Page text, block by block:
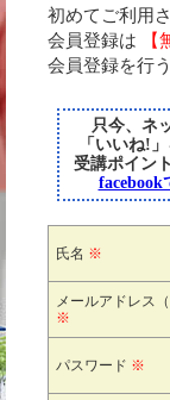
初めてご利用
会員登録は 【
会員登録を行
只今、ネ
「いいね!
受講ポイン
facebook
氏名 ※
メールアドレス
※
パスワード ※